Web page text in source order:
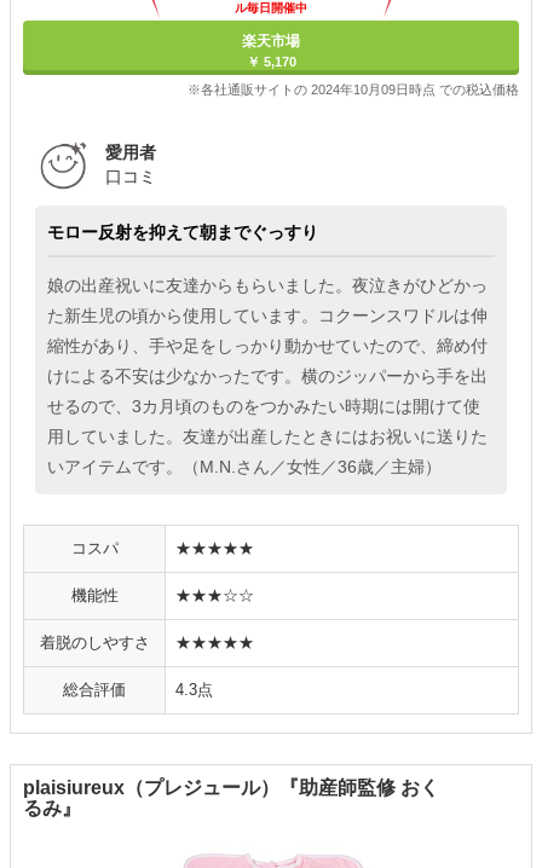
ル毎日開催中
楽天市場
￥ 5,170
※各社通販サイトの 2024年10月09日時点 での税込価格
愛用者
口コミ
モロー反射を抑えて朝までぐっすり
娘の出産祝いに友達からもらいました。夜泣きがひどかっ
た新生児の頃から使用しています。コクーンスワドルは伸
縮性があり、手や足をしっかり動かせていたので、締め付
けによる不安は少なかったです。横のジッパーから手を出
せるので、3カ月頃のものをつかみたい時期には開けて使
用していました。友達が出産したときにはお祝いに送りた
いアイテムです。（M.N.さん／女性／36歳／主婦）
コスパ ★★★★★
機能性 ★★★☆☆
着脱のしやすさ ★★★★★
総合評価 4.3点
plaisiureux（プレジュール）『助産師監修 おく
るみ』